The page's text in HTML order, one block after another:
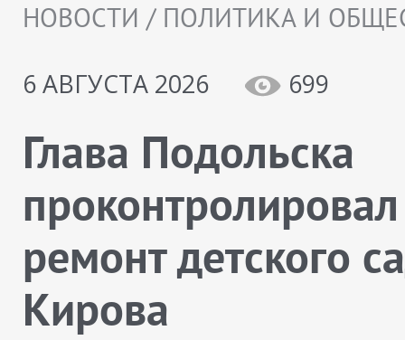
НОВОСТИ / ПОЛИТИКА И
6 АВГУСТА 2026
699
Глава Подольска
проконтролировал
ремонт детского
Кирова